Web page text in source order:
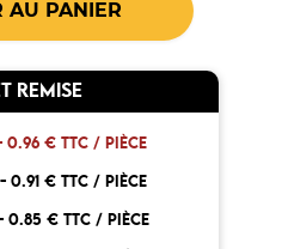
REMISE
0.96 € TTC / PIÈCE
0.91 € TTC / PIÈCE
0.85 € TTC / PIÈCE